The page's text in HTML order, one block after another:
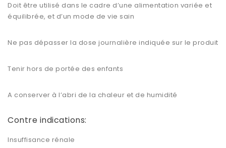
Doit être utilisé dans le cadre d’une alimentation variée et
équilibrée, et d’un mode de vie sain
Ne pas dépasser la dose journalière indiquée sur le produit
Tenir hors de portée des enfants
A conserver à l’abri de la chaleur et de humidité
Contre indications:
Insuffisance rénale